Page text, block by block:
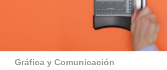
Gráfica y Comunicación